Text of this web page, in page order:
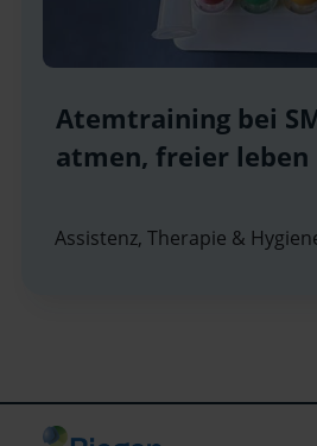
Atemtraining bei
atmen, freier leben
Assistenz, Therapie &